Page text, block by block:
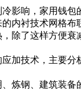
影响，家用钱
内衬技术网格布
除了这样方便
加技术，主要
炼钢、建筑装